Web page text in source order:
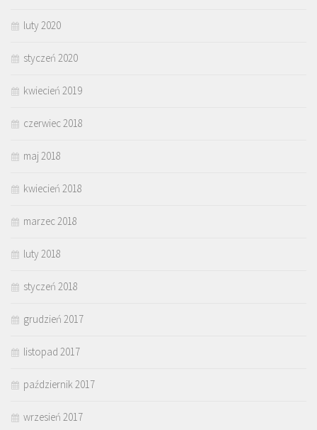
luty 2020
styczeń 2020
kwiecień 2019
czerwiec 2018
maj 2018
kwiecień 2018
marzec 2018
luty 2018
styczeń 2018
grudzień 2017
listopad 2017
październik 2017
wrzesień 2017